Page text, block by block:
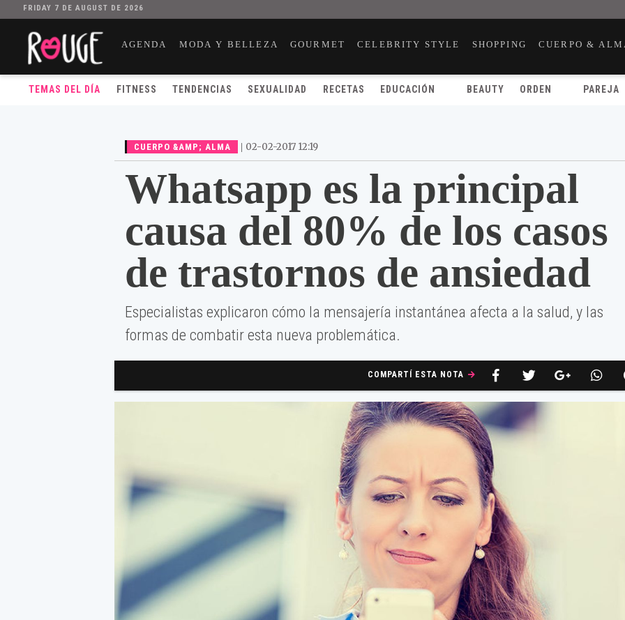
FRIDAY 7 DE AUGUST DE 2026
AGENDA MODA Y BELLEZA GOURMET CELEBRITY STYLE SHOPPING CUERPO &
TEMAS DEL DÍA FITNESS TENDENCIAS SEXUALIDAD RECETAS EDUCACIÓN BEAUTY ORDEN PAREJA
CUERPO &AMP; ALMA | 02-02-2017 12:19
Whatsapp es la principal
causa del 80% de los casos
de trastornos de ansiedad
Especialistas explicaron cómo la mensajería instantánea afecta a la salud, y las
formas de combatir esta nueva problemática.
COMPARTÍ ESTA NOTA